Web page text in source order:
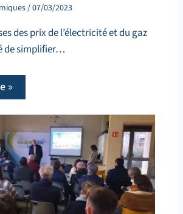
/07/03/2023
des prix de l’électricité et du gaz
de simplifier…
»